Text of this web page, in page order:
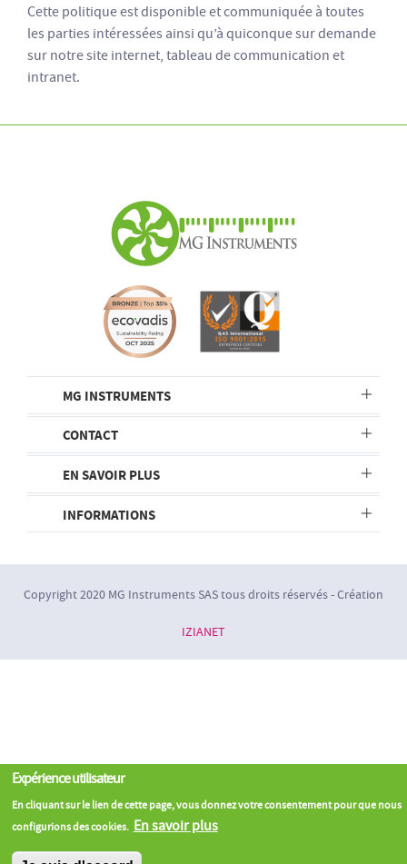
Cette politique est disponible et communiquée à toutes
les parties intéressées ainsi qu’à quiconque sur demande
sur notre site internet, tableau de communication et
intranet.
MG INSTRUMENTS
CONTACT
EN SAVOIR PLUS
INFORMATIONS
Copyright 2020 MG Instruments SAS tous droits réservés - Création
IZIANET
Expérience utilisateur
En cliquant sur le lien de cette page, vous donnez votre consentement pour que nous
configurions des cookies. En savoir plus